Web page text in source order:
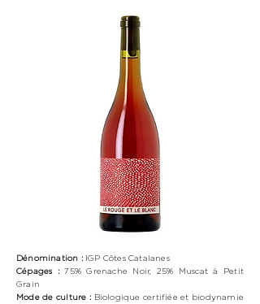
Dénomination : IGP Côtes Catalanes
Cépages :75% Grenache Noir, 25% Muscat à Petit
Grain
Mode de culture : Biologique certifiée et biodynamie